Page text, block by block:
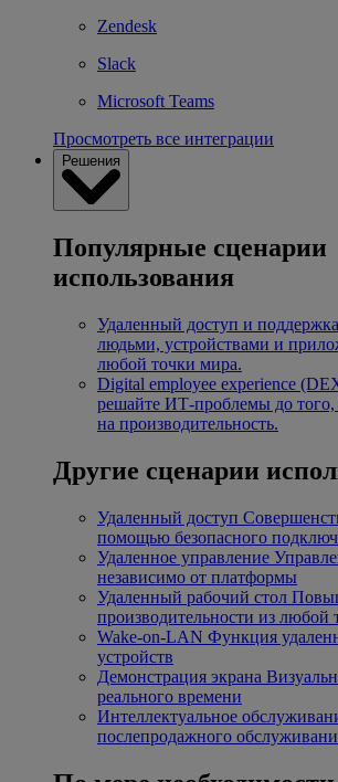
Zendesk
Slack
Microsoft Teams
Просмотреть все интеграции
Решения
Популярные сценарии
использования
Удаленный доступ и поддержка
людьми, устройствами и
любой точки мира.
Digital employee experience
решайте ИТ-проблемы до
на производительность.
Другие сценарии
Удаленный доступ
помощью безопасного
Удаленное управление
независимо от платформы
Удаленный рабочий стол
производительности из любой
Wake-on-LAN Функция
устройств
Демонстрация экрана
реального времени
Интеллектуальное
послепродажного